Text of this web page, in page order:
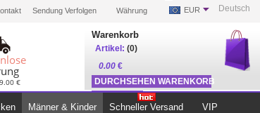
Deutsch
Währung EUR
Sendung Verfolgen
€
Warenkorb
Artikel: (0)
0.00 €
DURCHSEHEN WARENKORB
ZUR KASSE
Männer & Kinder Schneller Versand VIP